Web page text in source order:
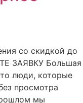
со скидкой до
ЗАЯВКУ Большая
люди, которые
просмотра
мы